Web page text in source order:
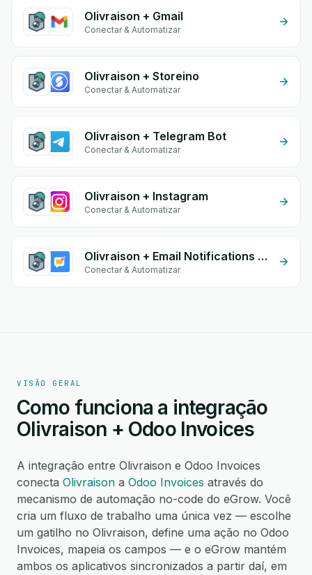
Olivraison + Gmail
Conectar & Automatizar
Olivraison + Storeino
Conectar & Automatizar
Olivraison + Telegram Bot
Conectar & Automatizar
Olivraison + Instagram
Conectar & Automatizar
Olivraison + Email Notifications by eGrow
Conectar & Automatizar
VISÃO GERAL
Como funciona a integração
Olivraison + Odoo Invoices
A integração entre Olivraison e Odoo Invoices
conecta Olivraison a Odoo Invoices através do
mecanismo de automação no-code do eGrow. Você
cria um fluxo de trabalho uma única vez — escolhe
um gatilho no Olivraison, define uma ação no Odoo
Invoices, mapeia os campos — e o eGrow mantém
ambos os aplicativos sincronizados a partir daí, em